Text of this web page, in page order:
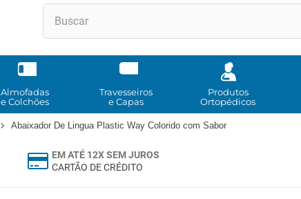
Almofadas
e Colchões
Travesseiros
e Capas
Produtos
Ortopédicos
Abaixador De Lingua Plastic Way Colorido com Sabor
EM ATÉ 12X SEM JUROS
CARTÃO DE CRÉDITO
TERMOS MAIS BUSCADOS
andadores
meia compressao
3º
cadeira rodas
5º
cadeira rodas agile